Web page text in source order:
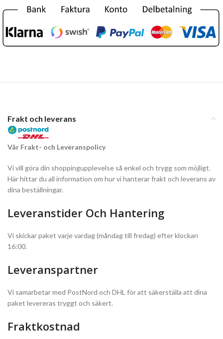
Frakt och leverans
Vår Frakt- och Leveranspolicy
Vi vill göra din shoppingupplevelse så enkel och trygg som möjligt.
Här hittar du all information om hur vi hanterar frakt och leverans av
dina beställningar.
Leveranstider Och Hantering
Vi skickar paket varje vardag (måndag till fredag) efter klockan
16:00.
Leveranspartner
Vi samarbetar med PostNord och DHL för att säkerställa att dina
paket levereras tryggt och säkert.
Fraktkostnad